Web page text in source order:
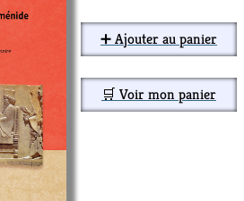
➕ Ajouter au panier
🛒 Voir mon panier